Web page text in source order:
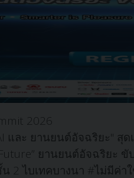
2026
และ ยานยนต์อัจฉริยะ" สุด
ยานยนต์อัจฉริยะ
2 ไบเทคบางนา #ไม่มีค่า